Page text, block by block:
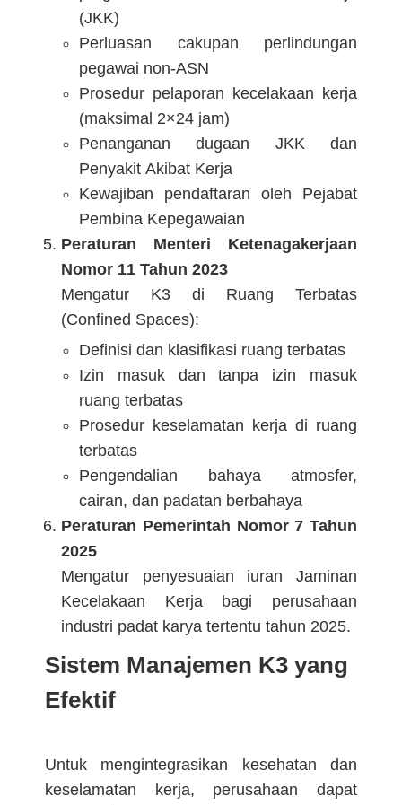
(JKK)
Perluasan cakupan perlindungan
pegawai non-ASN
Prosedur pelaporan kecelakaan kerja
(maksimal 2×24 jam)
Penanganan dugaan JKK dan
Penyakit Akibat Kerja
Kewajiban pendaftaran oleh Pejabat
Pembina Kepegawaian
Peraturan Menteri Ketenagakerjaan
Nomor 11 Tahun 2023
Mengatur K3 di Ruang Terbatas
(Confined Spaces):
Definisi dan klasifikasi ruang terbatas
Izin masuk dan tanpa izin masuk
ruang terbatas
Prosedur keselamatan kerja di ruang
terbatas
Pengendalian bahaya atmosfer,
cairan, dan padatan berbahaya
Peraturan Pemerintah Nomor 7 Tahun
2025
Mengatur penyesuaian iuran Jaminan
Kecelakaan Kerja bagi perusahaan
industri padat karya tertentu tahun 2025.
Sistem Manajemen K3 yang
Efektif
Untuk mengintegrasikan kesehatan dan
keselamatan kerja, perusahaan dapat